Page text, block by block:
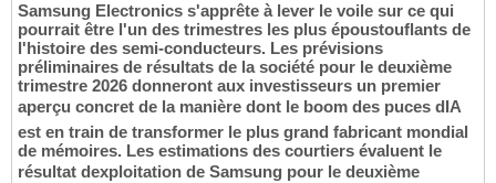
Samsung Electronics s'apprête à lever le voile sur ce qui
pourrait être l'un des trimestres les plus époustouflants de
l'histoire des semi-conducteurs. Les prévisions
préliminaires de résultats de la société pour le deuxième
trimestre 2026 donneront aux investisseurs un premier
aperçu concret de la manière dont le boom des puces dIA
est en train de transformer le plus grand fabricant mondial
de mémoires. Les estimations des courtiers évaluent le
résultat dexploitation de Samsung pour le deuxième